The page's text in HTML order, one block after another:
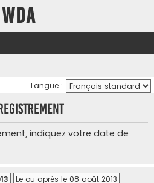
Langue :
indiquez votre date de